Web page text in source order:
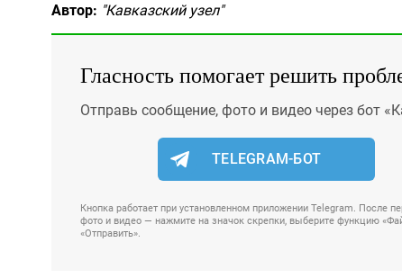
Автор: "Кавказский узел"
Гласность помогает решить
Отправь сообщение, фото и видео через бот
TELEGRAM-БОТ
Кнопка работает при установленном приложении Telegram. После
фото и видео — нажмите на значок скрепки, выберите функцию
«Отправить».